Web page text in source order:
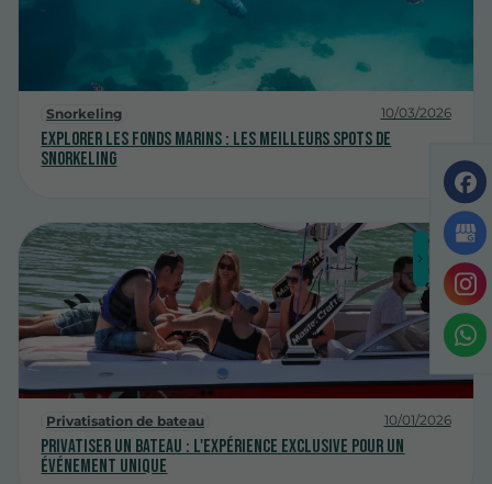
Snorkeling 10/03/2026
Explorer les fonds marins : les meilleurs spots de
snorkeling
Privatisation de bateau 10/01/2026
Privatiser un bateau : l'expérience exclusive pour un
événement unique